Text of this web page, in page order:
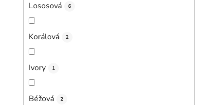
Lososová 6
Korálová 2
Ivory 1
Béžová 2